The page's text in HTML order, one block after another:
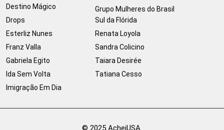
Destino Mágico
Drops
Esterliz Nunes
Franz Valla
Gabriela Egito
Ida Sem Volta
Imigração Em Dia
Grupo Mulheres do Brasil
Sul da Flórida
Renata Loyola
Sandra Colicino
Taiara Desirée
Tatiana Cesso
© 2025 AcheiUSA.